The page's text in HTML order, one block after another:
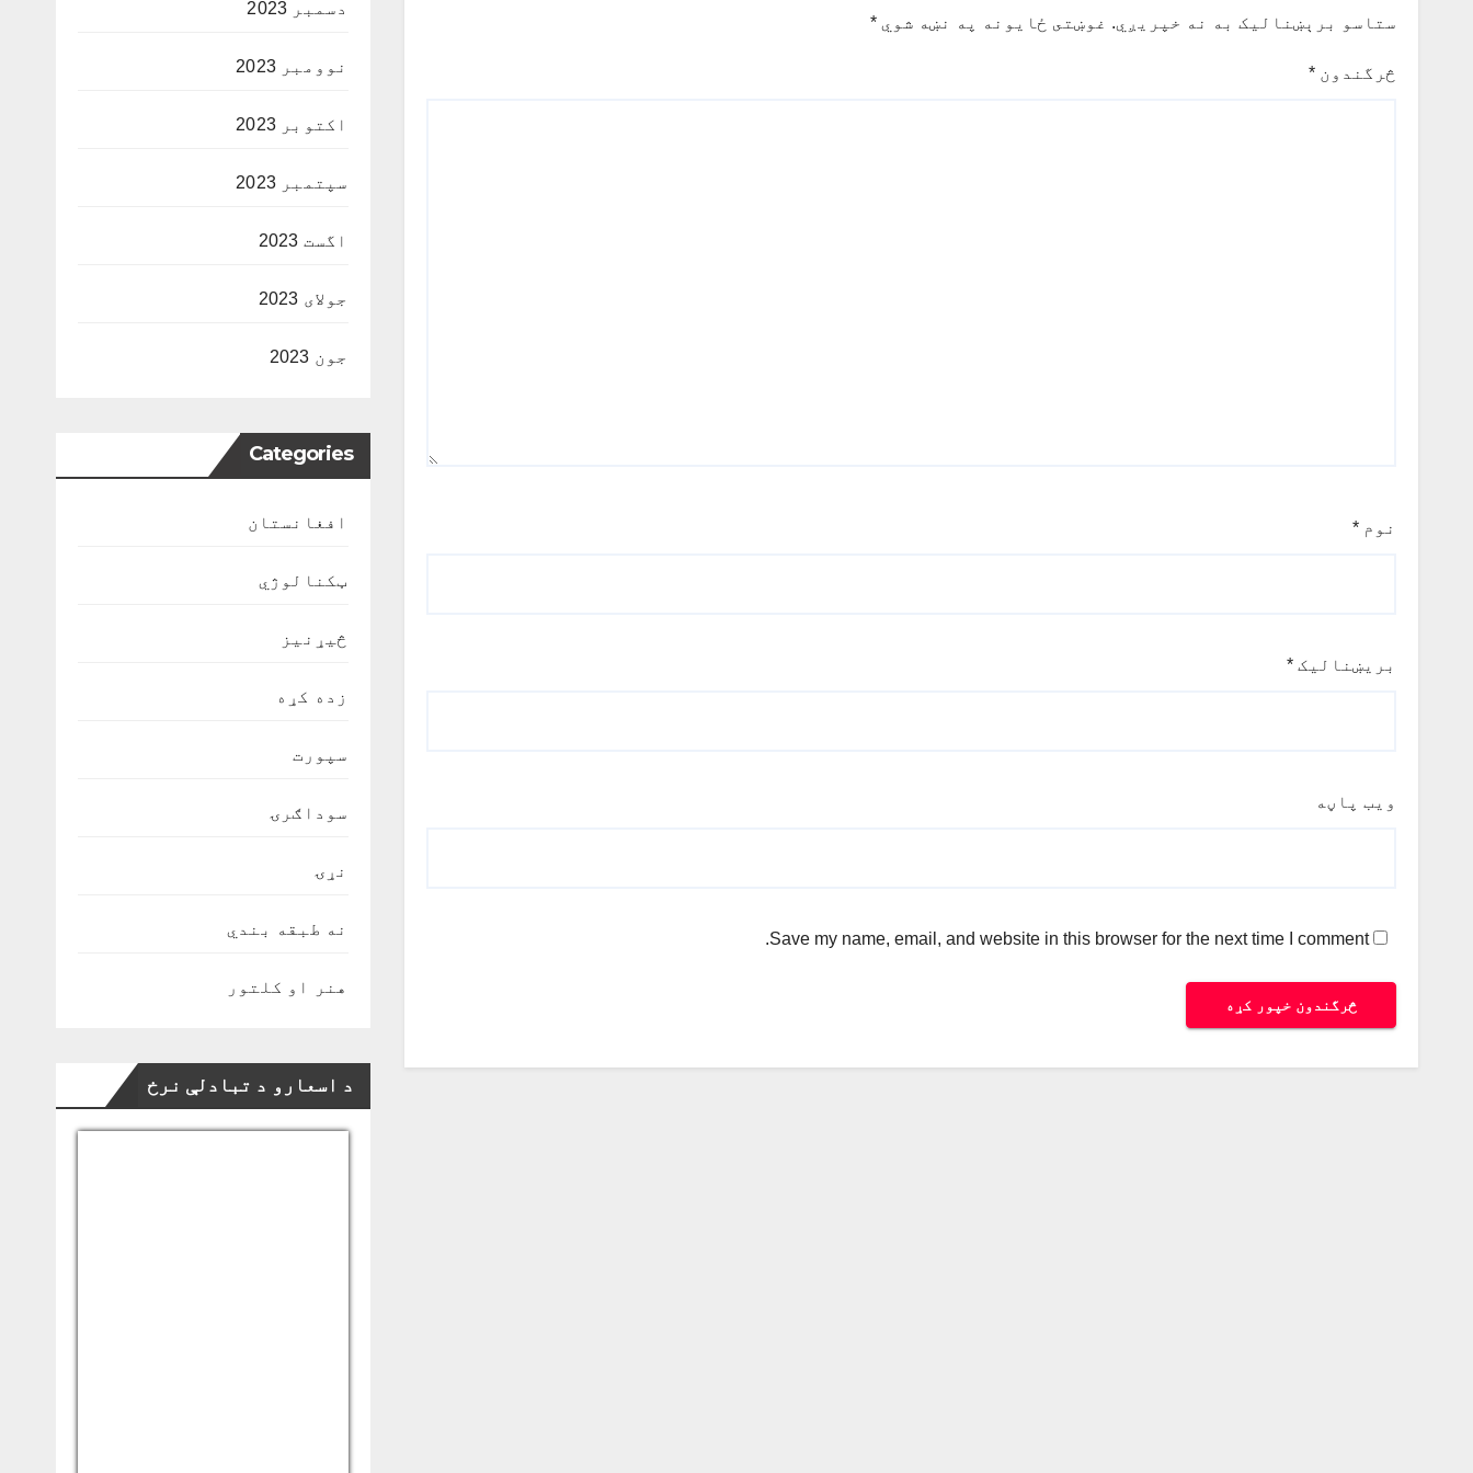
ستاسو برېښناليک به نه خپريږي. غوښتى ځایونه په نښه شوي *
څرگندون *
نوم *
بریښنالیک *
ویب پاڼه
Save my name, email, and website in this browser for the next time I comment.
دسمبر 2023
نوومبر 2023
اکتوبر 2023
سپتمبر 2023
اگست 2023
جولای 2023
جون 2023
Categories
افغانستان
ټکنالوژي
څیړنیز
زده کړه
سپورت
سوداګرۍ
نړۍ
نه طبقه بندي
هنر او کلتور
د اسعارو د تبادلې نرخ